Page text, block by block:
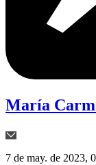
María
7 de may. de 2023,